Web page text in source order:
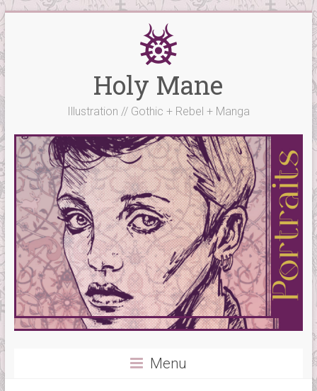
Skip
content
Holy Mane
Illustration // Gothic + Rebel + Manga
Menu